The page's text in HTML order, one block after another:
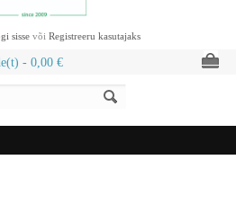
sisse või Registreeru kasutajaks
- 0,00€